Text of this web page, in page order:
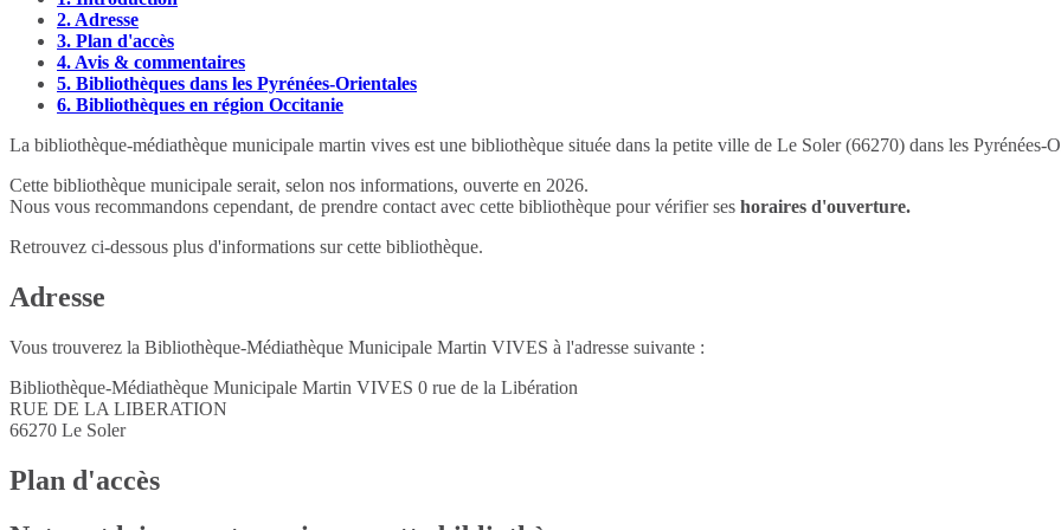
2. Adresse
3. Plan d'accès
4. Avis & commentaires
5. Bibliothèques dans les Pyrénées-Orientales
6. Bibliothèques en région Occitanie
La bibliothèque-médiathèque municipale martin vives est une bibliothèque située dans la petite ville de Le Soler (66270) dans les Pyrénées-
Cette bibliothèque municipale serait, selon nos informations, ouverte en 2026.
Nous vous recommandons cependant, de prendre contact avec cette bibliothèque pour vérifier ses horaires d'ouverture.
Retrouvez ci-dessous plus d'informations sur cette bibliothèque.
Adresse
Vous trouverez la Bibliothèque-Médiathèque Municipale Martin VIVES à l'adresse suivante :
Bibliothèque-Médiathèque Municipale Martin VIVES 0 rue de la Libération
RUE DE LA LIBERATION
66270 Le Soler
Plan d'accès